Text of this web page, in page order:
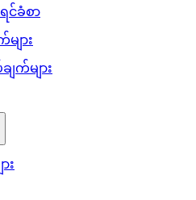
င်ခံစာ
ျား
က်များ
း